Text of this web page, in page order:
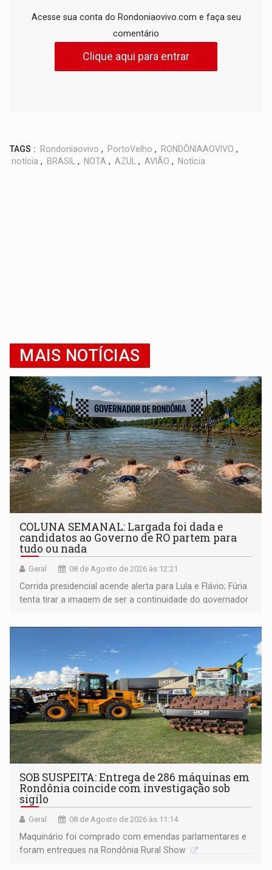
Acesse sua conta do Rondoniaovivo.com e faça seu
comentário
Clique aqui para entrar
TAGS : Rondoniaovivo , PortoVelho , RONDÔNIAAOVIVO ,
notícia , BRASIL , NOTA , AZUL , AVIÃO , Notícia
MAIS NOTÍCIAS
COLUNA SEMANAL: Largada foi dada e
candidatos ao Governo de RO partem para
tudo ou nada
Geral 08 de Agosto de 2026 às 12:21
Corrida presidencial acende alerta para Lula e Flávio; Fúria
tenta tirar a imagem de ser a continuidade do governador
não ter entrado no modo eleição; ABAV faz evento em
SOB SUSPEITA: Entrega de 286 máquinas em
Rondônia coincide com investigação sob
sigilo
Geral 08 de Agosto de 2026 às 11:14
Maquinário foi comprado com emendas parlamentares e
foram entregues na Rondônia Rural Show